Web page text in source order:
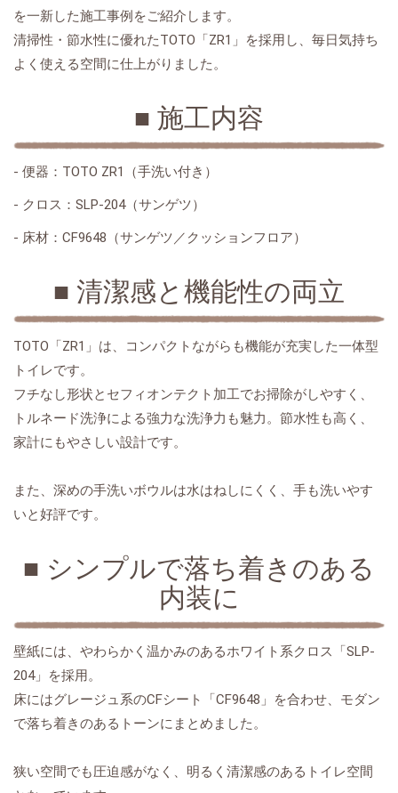
を一新した施工事例をご紹介します。
清掃性・節水性に優れたTOTO 「 ZR1 」を採用し、毎日気持ち
よく使える空間に仕上がりました。
■ 施工内容
- 便器： TOTO ZR1 （手洗い付き）
- クロス： SLP-204（サンゲツ）
- 床材： CF9648 （サンゲツ／クッションフロア）
■ 清潔感と機能性の両立
TOTO 「 ZR1 」は、コンパクトながらも機能が充実した一体型
トイレです。
フチなし形状とセフィオンテクト加工でお掃除がしやすく、
トルネード洗浄による強力な洗浄力も魅力。節水性も高く、
家計にもやさしい設計です。
また、深めの手洗いボウルは水はねしにくく、手も洗いやす
いと好評です。
■ シンプルで落ち着きのある
内装に
壁紙には、やわらかく温かみのあるホワイト系クロス「 SLP-
204」を採用。
床にはグレージュ系のCFシート「 CF9648 」を合わせ、モダン
で落ち着きのあるトーンにまとめました。
狭い空間でも圧迫感がなく、明るく清潔感のあるトイレ空間